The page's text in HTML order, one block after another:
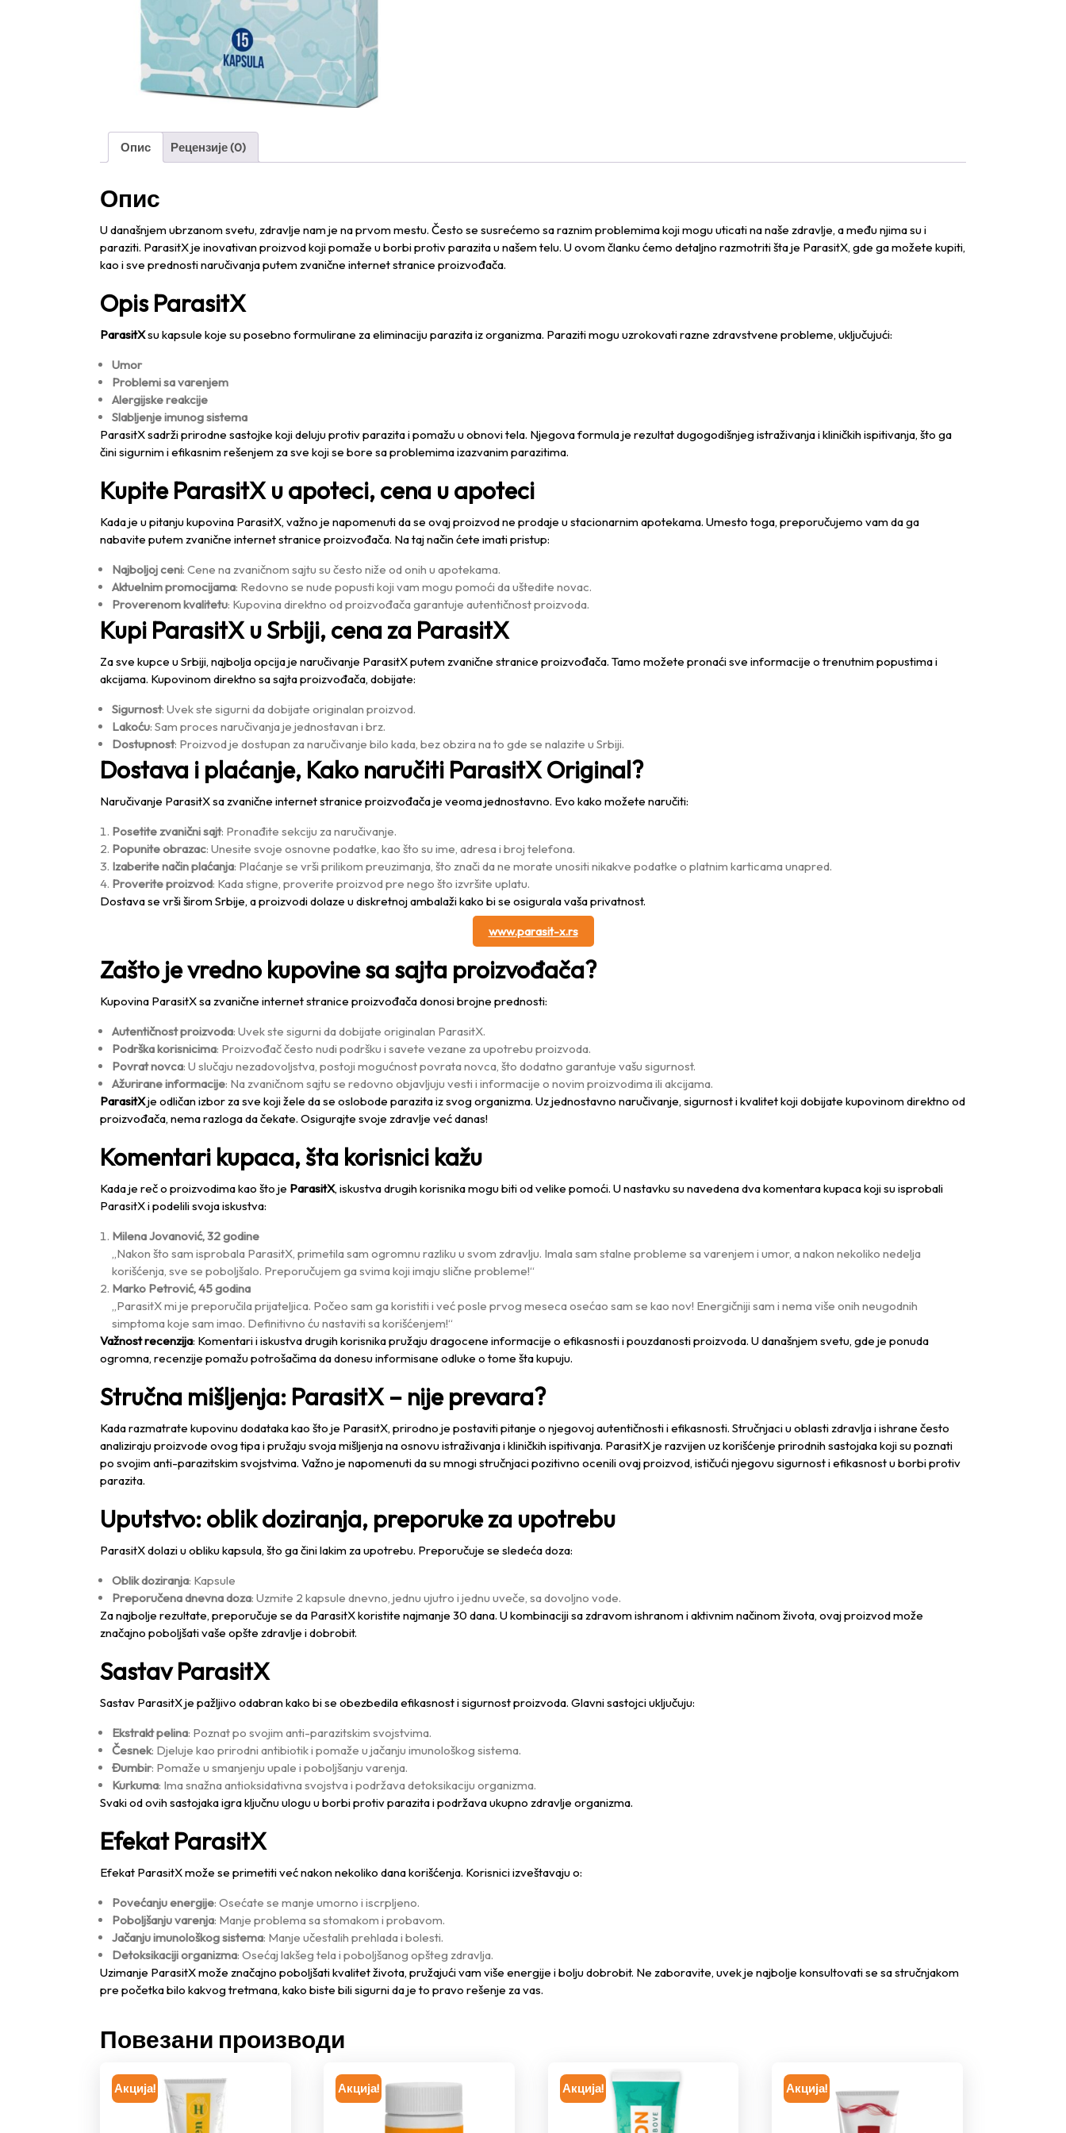
Опис Рецензије (0)
Опис
U današnjem ubrzanom svetu, zdravlje nam je na prvom mestu. Često se susrećemo sa raznim problemima koji mogu uticati na naše zdravlje, a među njima su i
paraziti. ParasitX je inovativan proizvod koji pomaže u borbi protiv parazita u našem telu. U ovom članku ćemo detaljno razmotriti šta je ParasitX, gde ga možete kupiti,
kao i sve prednosti naručivanja putem zvanične internet stranice proizvođača.
Opis ParasitX
ParasitXsu kapsule koje su posebno formulirane za eliminaciju parazita iz organizma. Paraziti mogu uzrokovati razne zdravstvene probleme, uključujući:
Umor
Problemi sa varenjem
Alergijske reakcije
Slabljenje imunog sistema
ParasitX sadrži prirodne sastojke koji deluju protiv parazita i pomažu u obnovi tela. Njegova formula je rezultat dugogodišnjeg istraživanja i kliničkih ispitivanja, što ga
čini sigurnim i efikasnim rešenjem za sve koji se bore sa problemima izazvanim parazitima.
Kupite ParasitX u apoteci, cena u apoteci
Kada je u pitanju kupovina ParasitX, važno je napomenuti da se ovaj proizvod ne prodaje u stacionarnim apotekama. Umesto toga, preporučujemo vam da ga
nabavite putem zvanične internet stranice proizvođača. Na taj način ćete imati pristup:
Najboljoj ceni: Cene na zvaničnom sajtu su često niže od onih u apotekama.
Aktuelnim promocijama: Redovno se nude popusti koji vam mogu pomoći da uštedite novac.
Proverenom kvalitetu: Kupovina direktno od proizvođača garantuje autentičnost proizvoda.
Kupi ParasitX u Srbiji, cena za ParasitX
Za sve kupce u Srbiji, najbolja opcija je naručivanje ParasitX putem zvanične stranice proizvođača. Tamo možete pronaći sve informacije o trenutnim popustima i
akcijama. Kupovinom direktno sa sajta proizvođača, dobijate:
Sigurnost: Uvek ste sigurni da dobijate originalan proizvod.
Lakoću: Sam proces naručivanja je jednostavan i brz.
Dostupnost: Proizvod je dostupan za naručivanje bilo kada, bez obzira na to gde se nalazite u Srbiji.
Dostava i plaćanje, Kako naručiti ParasitX Original?
Naručivanje ParasitX sa zvanične internet stranice proizvođača je veoma jednostavno. Evo kako možete naručiti:
Posetite zvanični sajt: Pronađite sekciju za naručivanje.
Popunite obrazac: Unesite svoje osnovne podatke, kao što su ime, adresa i broj telefona.
Izaberite način plaćanja: Plaćanje se vrši prilikom preuzimanja, što znači da ne morate unositi nikakve podatke o platnim karticama unapred.
Proverite proizvod: Kada stigne, proverite proizvod pre nego što izvršite uplatu.
Dostava se vrši širom Srbije, a proizvodi dolaze u diskretnoj ambalaži kako bi se osigurala vaša privatnost.
www.parasit-x.rs
Zašto je vredno kupovine sa sajta proizvođača?
Kupovina ParasitX sa zvanične internet stranice proizvođača donosi brojne prednosti:
Autentičnost proizvoda: Uvek ste sigurni da dobijate originalan ParasitX.
Podrška korisnicima: Proizvođač često nudi podršku i savete vezane za upotrebu proizvoda.
Povrat novca: U slučaju nezadovoljstva, postoji mogućnost povrata novca, što dodatno garantuje vašu sigurnost.
Ažurirane informacije: Na zvaničnom sajtu se redovno objavljuju vesti i informacije o novim proizvodima ili akcijama.
ParasitXje odličan izbor za sve koji žele da se oslobode parazita iz svog organizma. Uz jednostavno naručivanje, sigurnost i kvalitet koji dobijate kupovinom direktno od
proizvođača, nema razloga da čekate. Osigurajte svoje zdravlje već danas!
Komentari kupaca, šta korisnici kažu
Kada je reč o proizvodima kao što je ParasitX, iskustva drugih korisnika mogu biti od velike pomoći. U nastavku su navedena dva komentara kupaca koji su isprobali
ParasitX i podelili svoja iskustva:
Milena Jovanović, 32 godine
„Nakon što sam isprobala ParasitX, primetila sam ogromnu razliku u svom zdravlju. Imala sam stalne probleme sa varenjem i umor, a nakon nekoliko nedelja
korišćenja, sve se poboljšalo. Preporučujem ga svima koji imaju slične probleme!“
Marko Petrović, 45 godina
„ParasitX mi je preporučila prijateljica. Počeo sam ga koristiti i već posle prvog meseca osećao sam se kao nov! Energičniji sam i nema više onih neugodnih
simptoma koje sam imao. Definitivno ću nastaviti sa korišćenjem!“
Važnost recenzija: Komentari i iskustva drugih korisnika pružaju dragocene informacije o efikasnosti i pouzdanosti proizvoda. U današnjem svetu, gde je ponuda
ogromna, recenzije pomažu potrošačima da donesu informisane odluke o tome šta kupuju.
Stručna mišljenja: ParasitX – nije prevara?
Kada razmatrate kupovinu dodataka kao što je ParasitX, prirodno je postaviti pitanje o njegovoj autentičnosti i efikasnosti. Stručnjaci u oblasti zdravlja i ishrane često
analiziraju proizvode ovog tipa i pružaju svoja mišljenja na osnovu istraživanja i kliničkih ispitivanja. ParasitX je razvijen uz korišćenje prirodnih sastojaka koji su poznati
po svojim anti-parazitskim svojstvima. Važno je napomenuti da su mnogi stručnjaci pozitivno ocenili ovaj proizvod, ističući njegovu sigurnost i efikasnost u borbi protiv
parazita.
Uputstvo: oblik doziranja, preporuke za upotrebu
ParasitX dolazi u obliku kapsula, što ga čini lakim za upotrebu. Preporučuje se sledeća doza:
Oblik doziranja: Kapsule
Preporučena dnevna doza: Uzmite 2 kapsule dnevno, jednu ujutro i jednu uveče, sa dovoljno vode.
Za najbolje rezultate, preporučuje se da ParasitX koristite najmanje 30 dana. U kombinaciji sa zdravom ishranom i aktivnim načinom života, ovaj proizvod može
značajno poboljšati vaše opšte zdravlje i dobrobit.
Sastav ParasitX
Sastav ParasitX je pažljivo odabran kako bi se obezbedila efikasnost i sigurnost proizvoda. Glavni sastojci uključuju:
Ekstrakt pelina: Poznat po svojim anti-parazitskim svojstvima.
Česnek: Djeluje kao prirodni antibiotik i pomaže u jačanju imunološkog sistema.
Đumbir: Pomaže u smanjenju upale i poboljšanju varenja.
Kurkuma: Ima snažna antioksidativna svojstva i podržava detoksikaciju organizma.
Svaki od ovih sastojaka igra ključnu ulogu u borbi protiv parazita i podržava ukupno zdravlje organizma.
Efekat ParasitX
Efekat ParasitX može se primetiti već nakon nekoliko dana korišćenja. Korisnici izveštavaju o:
Povećanju energije: Osećate se manje umorno i iscrpljeno.
Poboljšanju varenja: Manje problema sa stomakom i probavom.
Jačanju imunološkog sistema: Manje učestalih prehlada i bolesti.
Detoksikaciji organizma: Osećaj lakšeg tela i poboljšanog opšteg zdravlja.
Uzimanje ParasitX može značajno poboljšati kvalitet života, pružajući vam više energije i bolju dobrobit. Ne zaboravite, uvek je najbolje konsultovati se sa stručnjakom
pre početka bilo kakvog tretmana, kako biste bili sigurni da je to pravo rešenje za vas.
Повезани производи
Акција! Акција! Акција! Акција!